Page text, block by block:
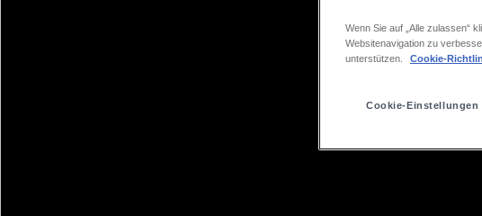
Wenn Sie auf „Alle zulassen“
Websitenavigation zu
unterstützen.
Cookie-
Cookie-Einstellungen